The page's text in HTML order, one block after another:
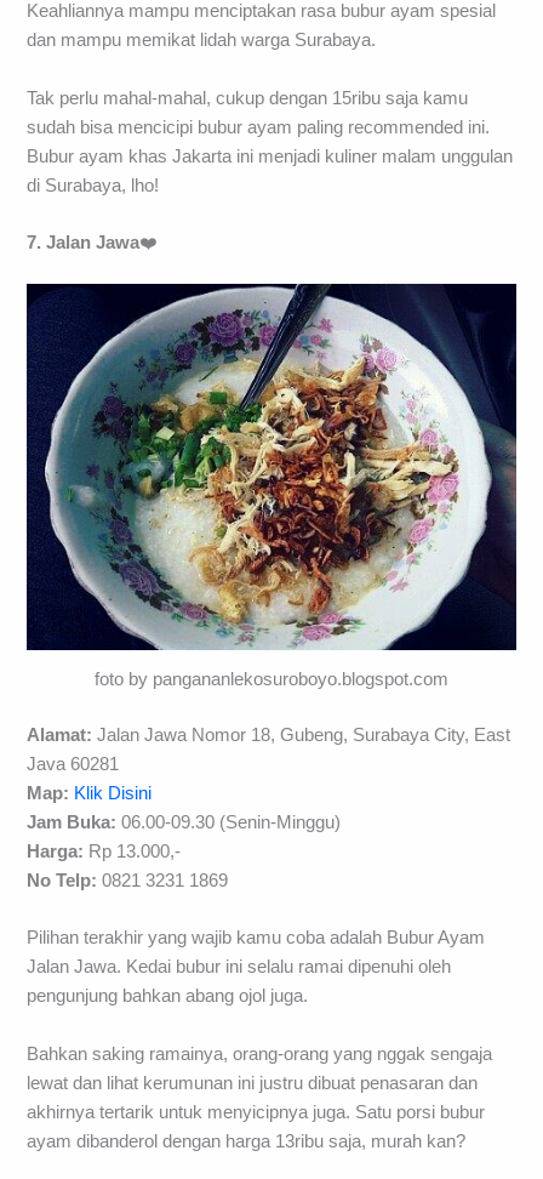
Keahliannya mampu menciptakan rasa bubur ayam spesial
dan mampu memikat lidah warga Surabaya.
Tak perlu mahal-mahal, cukup dengan 15ribu saja kamu
sudah bisa mencicipi bubur ayam paling recommended ini.
Bubur ayam khas Jakarta ini menjadi kuliner malam unggulan
di Surabaya, lho!
7. Jalan Jawa❤️
foto by pangananlekosuroboyo.blogspot.com
Alamat: Jalan Jawa Nomor 18, Gubeng, Surabaya City, East
Java 60281
Map: Klik Disini
Jam Buka: 06.00-09.30 (Senin-Minggu)
Harga: Rp 13.000,-
No Telp: 0821 3231 1869
Pilihan terakhir yang wajib kamu coba adalah Bubur Ayam
Jalan Jawa. Kedai bubur ini selalu ramai dipenuhi oleh
pengunjung bahkan abang ojol juga.
Bahkan saking ramainya, orang-orang yang nggak sengaja
lewat dan lihat kerumunan ini justru dibuat penasaran dan
akhirnya tertarik untuk menyicipnya juga. Satu porsi bubur
ayam dibanderol dengan harga 13ribu saja, murah kan?